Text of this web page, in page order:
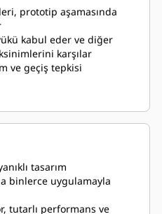
prototip aşamasında
kabul eder ve diğer
karşılar
ve geçiş tepkisi
tasarım
binlerce uygulamayla
tutarlı performans ve